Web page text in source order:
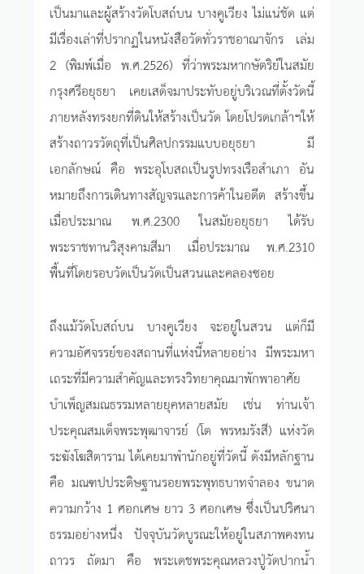
เป็นมาและผู้สร้างวัดโบสถ์บน บางคูเวียง ไม่แน่ชัด แต่
มีเรื่องเล่าที่ปรากฏในหนังสือวัดทั่วราชอาณาจักร เล่ม
2 (พิมพ์เมื่อ พ.ศ.2526) ที่ว่าพระมหากษัตริย์ในสมัย
กรุงศรีอยุธยา เคยเสด็จมาประทับอยู่บริเวณที่ตั้งวัดนี้
ภายหลังทรงยกที่ดินให้สร้างเป็นวัด โดยโปรดเกล้าฯให้
สร้างถาวรวัตถุที่เป็นศิลปกรรมแบบอยุธยา มี
เอกลักษณ์ คือ พระอุโบสถเป็นรูปทรงเรือสำเภา อัน
หมายถึงการเดินทางสัญจรและการค้าในอดีต สร้างขึ้น
เมื่อประมาณ พ.ศ.2300 ในสมัยอยุธยา ได้รับ
พระราชทานวิสุงคามสีมา เมื่อประมาณ พ.ศ.2310
พื้นที่โดยรอบวัดเป็นวัดเป็นสวนและคลองซอย
ถึงแม้วัดโบสถ์บน บางคูเวียง จะอยู่ในสวน แต่ก็มี
ความอัศจรรย์ของสถานที่แห่งนี้หลายอย่าง มีพระมหา
เถระที่มีความสำคัญและทรงวิทยาคุณมาพักพาอาศัย
บำเพ็ญสมณธรรมหลายยุคหลายสมัย เช่น ท่านเจ้า
ประคุณสมเด็จพระพุฒาจารย์ (โต พรหมรังสี) แห่งวัด
ระฆังโฆสิตาราม ได้เคยมาพำนักอยู่ที่วัดนี้ ดังมีหลักฐาน
คือ มณฑปประดิษฐานรอยพระพุทธบาทจำลอง ขนาด
ความกว้าง 1 ศอกเศษ ยาว 3 ศอกเศษ ซึ่งเป็นปริศนา
ธรรมอย่างหนึ่ง ปัจจุบันวัดบูรณะให้อยู่ในสภาพคงทน
ถาวร ถัดมา คือ พระเดชพระคุณหลวงปู่วัดปากน้ำ